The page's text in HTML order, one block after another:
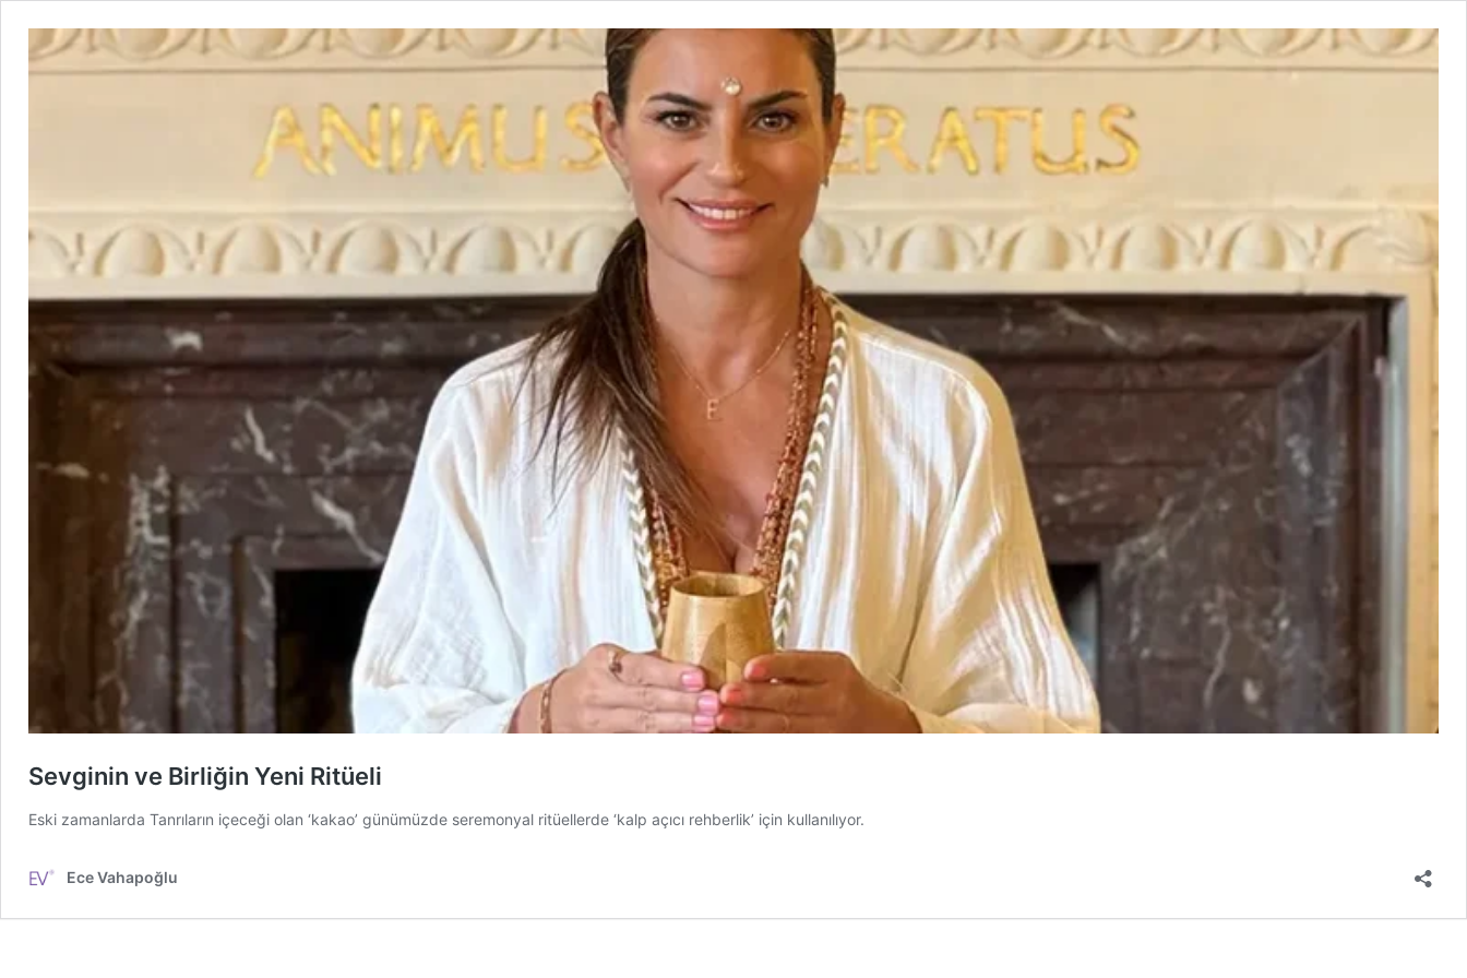
Sevginin ve Birliğin Yeni Ritüeli
Eski zamanlarda Tanrıların içeceği olan ‘kakao’ günümüzde seremonyal ritüellerde ‘kalp açıcı rehberlik’ için kullanılıyor.
Ece Vahapoğlu